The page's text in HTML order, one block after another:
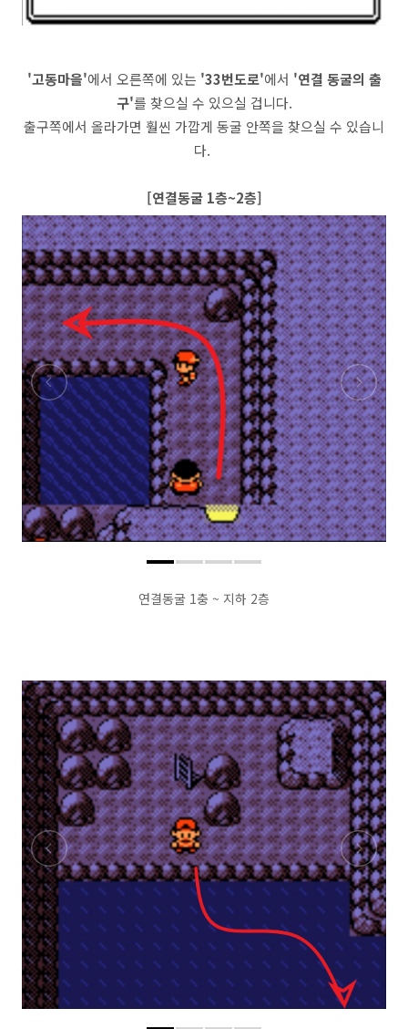
'고동마을'에서 오른쪽에 있는 '33번도로'에서 '연결 동굴의 출
구'를 찾으실 수 있으실 겁니다.
출구쪽에서 올라가면 훨씬 가깝게 동굴 안쪽을 찾으실 수 있습니
다.
[연결동굴 1층~2층]
연결동굴 1충 ~ 지하 2층